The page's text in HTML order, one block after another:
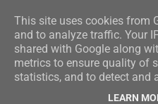
Poczytaj
BLOG O KSIĄŻKACH DLA
This site uses cookies from
and to analyze traffic. Your
shared with Google along
metrics to ensure quality of
statistics, and to detect and
LEARN